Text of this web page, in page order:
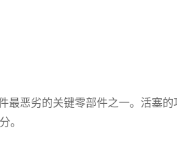
恶劣的关键零部件之一。活塞的
。